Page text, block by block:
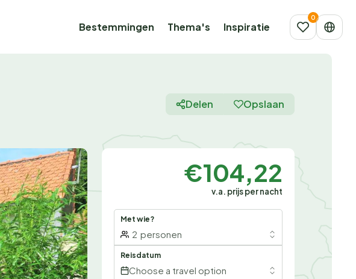
Bestemmingen Thema's Inspiratie
Delen Opslaan
€104,22
v.a. prijs per nacht
Met wie?
2 personen
Reisdatum
Choose a travel option